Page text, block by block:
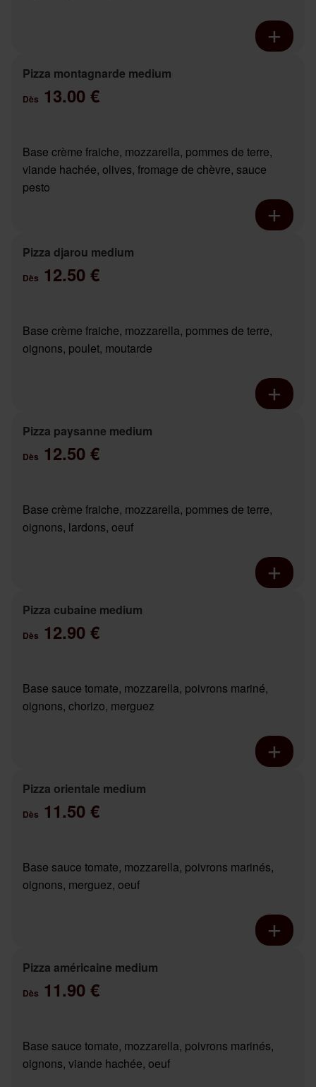
Pizza montagnarde medium
Dès 13.00 €
Base crème fraiche, mozzarella, pommes de terre,
viande hachée, olives, fromage de chèvre, sauce
pesto
Pizza djarou medium
Dès 12.50 €
Base crème fraiche, mozzarella, pommes de terre,
oignons, poulet, moutarde
Pizza paysanne medium
Dès 12.50 €
Base crème fraiche, mozzarella, pommes de terre,
oignons, lardons, oeuf
Pizza cubaine medium
Dès 12.90 €
Base sauce tomate, mozzarella, poivrons mariné,
oignons, chorizo, merguez
Pizza orientale medium
Dès 11.50 €
Base sauce tomate, mozzarella, poivrons marinés,
oignons, merguez, oeuf
Pizza américaine medium
Dès 11.90 €
Base sauce tomate, mozzarella, poivrons marinés,
oignons, viande hachée, oeuf